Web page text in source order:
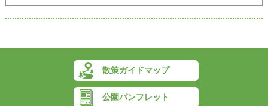
散策ガイドマップ
公園パンフレット